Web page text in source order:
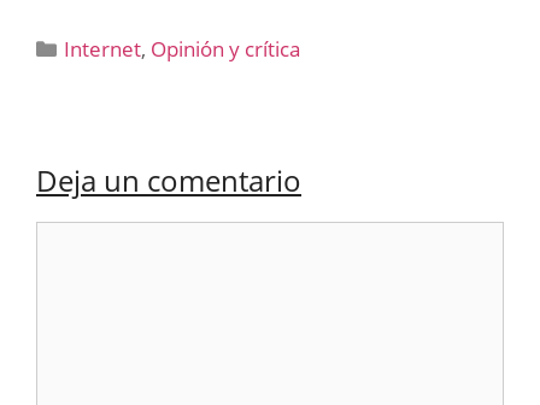
Categorías
Internet, Opinión y crítica
Deja un comentario